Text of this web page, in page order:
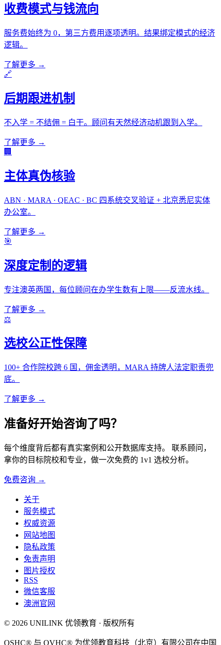
收费模式与钱流向
服务费始终为 0，第三方费用逐项透明。结果绑定模式的经济
逻辑。
了解更多 →
🔗
后期跟进机制
不入学 = 不结佣 = 白干。顾问有天然经济动机跟到入学。
了解更多 →
🏢
主体真伪核验
ABN · MARA · QEAC · BC 四系统交叉验证 + 北京悉尼实体
办公室。
了解更多 →
🎯
深度定制的逻辑
专注澳英两国，每位顾问在办学生数有上限——反流水线。
了解更多 →
⚖️
选校公正性保障
100+ 合作院校跨 6 国，佣金透明，MARA 持牌人法定职责兜
底。
了解更多 →
准备好开始咨询了吗？
每个维度背后都有真实案例和公开数据库支持。 联系顾问，
拿你的目标院校和专业，做一次免费的 1v1 选校分析。
免费咨询 →
关于
服务模式
权威资源
网站地图
隐私政策
免责声明
图片授权
RSS
微信客服
澳洲官网
© 2026 UNILINK 优领教育 · 版权所有
OSHC® 与 OVHC® 为优领教育科技（北京）有限公司在中国